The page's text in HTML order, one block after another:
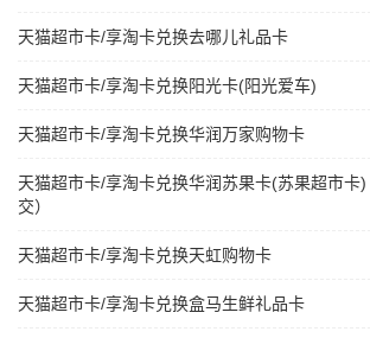
天猫超市卡/享淘卡兑换去哪儿礼品卡
天猫超市卡/享淘卡兑换阳光卡(阳光爱车)
天猫超市卡/享淘卡兑换华润万家购物卡
天猫超市卡/享淘卡兑换华润苏果卡(苏果超市卡
交）
天猫超市卡/享淘卡兑换天虹购物卡
天猫超市卡/享淘卡兑换盒马生鲜礼品卡